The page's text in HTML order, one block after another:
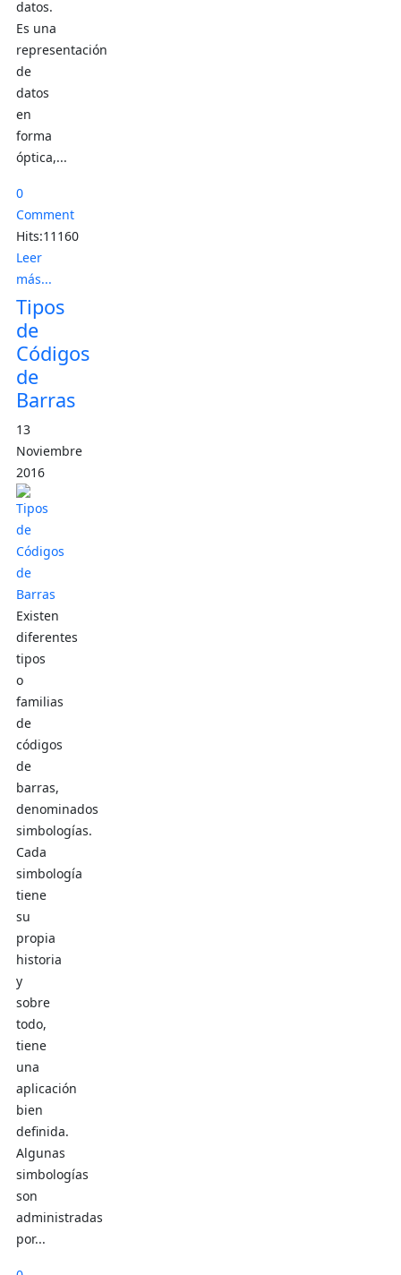
datos.
Es una
representación
de
datos
en
forma
óptica,...
0
Comment
Hits:11160
Leer
más...
Tipos
de
Códigos
de
Barras
13
Noviembre
2016
Existen
diferentes
tipos
o
familias
de
códigos
de
barras,
denominados
simbologías.
Cada
simbología
tiene
su
propia
historia
y
sobre
todo,
tiene
una
aplicación
bien
definida.
Algunas
simbologías
son
administradas
por...